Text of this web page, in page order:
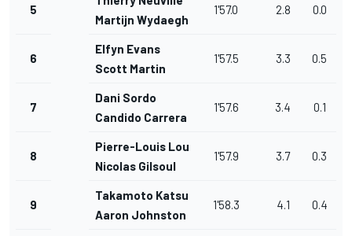
5
Martijn Wydaeghe
1'57.0 2.8 0.0
6
Elfyn Evans
Scott Martin
1'57.5 3.3 0.5
7
Dani Sordo
Candido Carrera
1'57.6 3.4 0.1
8
Pierre-Louis Loubet
Nicolas Gilsoul
1'57.9 3.7 0.3
9
Takamoto Katsuta
Aaron Johnston
1'58.3 4.1 0.4